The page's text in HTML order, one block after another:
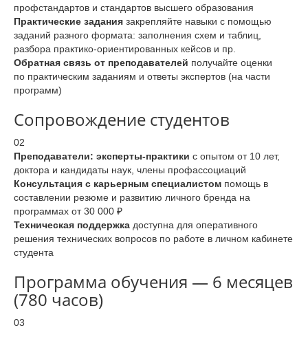
профстандартов и стандартов высшего образования
Практические задания закрепляйте навыки с помощью
заданий разного формата: заполнения схем и таблиц,
разбора практико-ориентированных кейсов и пр.
Обратная связь от преподавателей получайте оценки
по практическим заданиям и ответы экспертов (на части
программ)
Сопровождение студентов
02
Преподаватели: эксперты-практики с опытом от 10 лет,
доктора и кандидаты наук, члены профассоциаций
Консультация с карьерным специалистом помощь в
составлении резюме и развитию личного бренда на
программах от 30 000 ₽
Техническая поддержка доступна для оперативного
решения технических вопросов по работе в личном кабинете
студента
Программа обучения — 6 месяцев
(780 часов)
03